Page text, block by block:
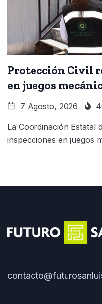
Protección Civil
en juegos
7 Agosto, 2026
La Coordinación Estatal
inspecciones en juegos